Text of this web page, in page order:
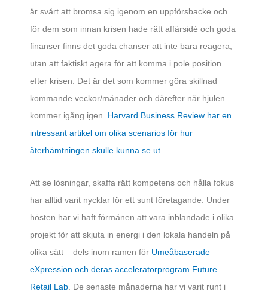
är svårt att bromsa sig igenom en uppförsbacke och
för dem som innan krisen hade rätt affärsidé och goda
finanser finns det goda chanser att inte bara reagera,
utan att faktiskt agera för att komma i pole position
efter krisen. Det är det som kommer göra skillnad
kommande veckor/månader och därefter när hjulen
kommer igång igen. Harvard Business Review har en
intressant artikel om olika scenarios för hur
återhämtningen skulle kunna se ut
Att se lösningar, skaffa rätt kompetens och hålla fokus
har alltid varit nycklar för ett sunt företagande. Under
hösten har vi haft förmånen att vara inblandade i olika
projekt för att skjuta in energi i den lokala handeln på
olika sätt – dels inom ramen för Umeåbaserade
eXpression och deras acceleratorprogram Future
Retail Lab . De senaste månaderna har vi varit runt i